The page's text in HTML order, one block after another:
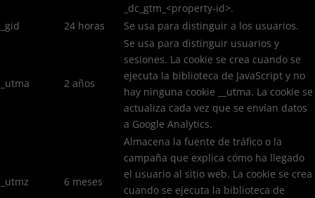
_dc_gtm_<property-id>.
_gid
24 horas Se usa para distinguir a los usuarios.
_utma 2 años
Se usa para distinguir usuarios y
sesiones. La cookie se crea cuando se
ejecuta la biblioteca de JavaScript y no
hay ninguna cookie __utma. La cookie se
actualiza cada vez que se envían datos
a Google Analytics.
_utmz 6 meses
Almacena la fuente de tráfico o la
campaña que explica cómo ha llegado
el usuario al sitio web. La cookie se crea
cuando se ejecuta la biblioteca de